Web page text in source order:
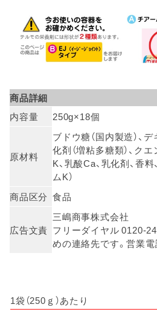
商品詳細
内容量
250g×18個
原材料
ブドウ糖（国内製造）、
化剤（増粘多糖類）、ク
K、乳酸Ca、乳化剤、香
ムK）
商品区分 食品
広告文責
三嶋商事株式会社
フリーダイヤル
めの連絡先です。営業電
1袋（250ｇ）あたり